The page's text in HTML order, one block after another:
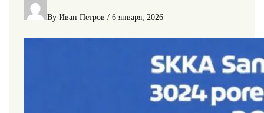
By Иван Петров / 6 января, 2026